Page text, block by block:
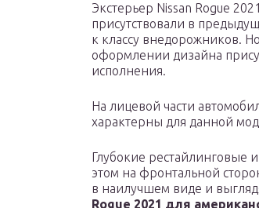
Экстерьер Nissan Rogue
присутствовали в
к классу внедорожников.
оформлении дизайна
исполнения.
На лицевой части
характерны для данной
Глубокие рестайлинговые
этом на фронтальной
в наилучшем виде и
Rogue 2021 для